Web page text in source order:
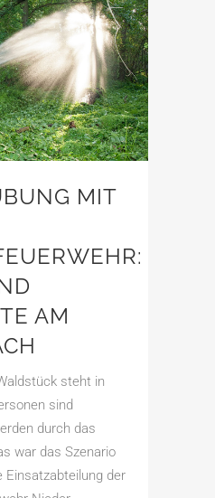
MIT
AM
steht in
sind
durch das
war das Szenario
Einsatzabteilung der